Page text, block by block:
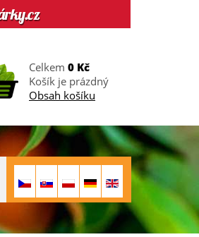
Celkem 0 Kč
Košík je prázdný
Obsah košíku